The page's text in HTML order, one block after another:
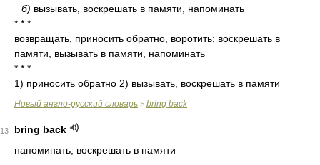
б) вызывать, воскрешать в памяти, напоминать
* * *
возвращать, приносить обратно, воротить; воскрешать в
памяти, вызывать в памяти, напоминать
* * *
1) приносить обратно 2) вызывать, воскрешать в памяти
Новый англо-русский словарь > bring back
13
bring back
напоминать, воскрешать в памяти